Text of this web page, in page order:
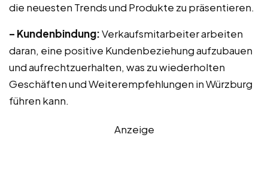
die neuesten Trends und Produkte zu präsentieren.
– Kundenbindung:Verkaufsmitarbeiter arbeiten
daran, eine positive Kundenbeziehung aufzubauen
und aufrechtzuerhalten, was zu wiederholten
Geschäften und Weiterempfehlungen in Würzburg
führen kann.
Anzeige